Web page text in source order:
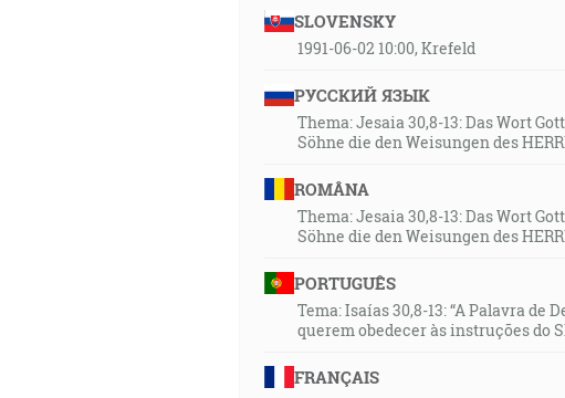
SLOVENSKY
1991-06-02 10:00, Krefeld
РУССКИЙ ЯЗЫК
Thema: Jesaia 30,8-13: Das Wort
Söhne die den Weisungen des
ROMÂNA
Thema: Jesaia 30,8-13: Das Wort
Söhne die den Weisungen des
PORTUGUÊS
Tema: Isaías 30,8-13: “A Palavra de
querem obedecer às instruções do
FRANÇAIS